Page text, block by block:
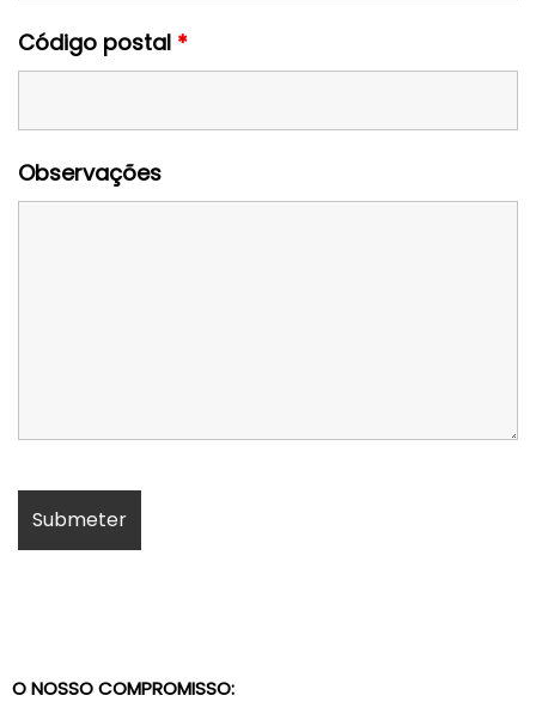
Código postal *
Observações
O NOSSO COMPROMISSO: